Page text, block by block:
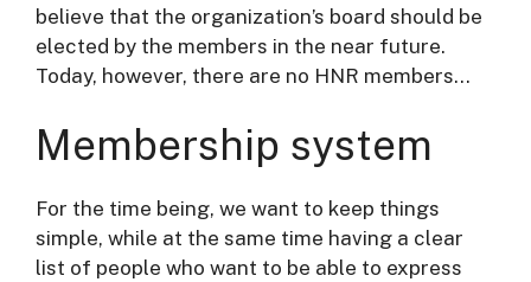
believe that the organization’s board should be
elected by the members in the near future.
Today, however, there are no HNR members…
Membership system
For the time being, we want to keep things
simple, while at the same time having a clear
list of people who want to be able to express